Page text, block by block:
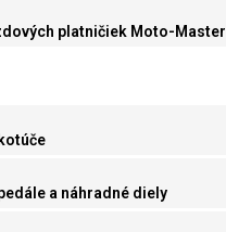
platničiek Moto-Master
a náhradné diely